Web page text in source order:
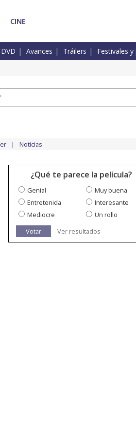
CINE
DVD Avances Tráilers Festivales
Noticias
¿Qué te parece la película?
Genial
Muy buena
Entretenida
Interesante
Mediocre
Un rollo
Votar
Ver resultados